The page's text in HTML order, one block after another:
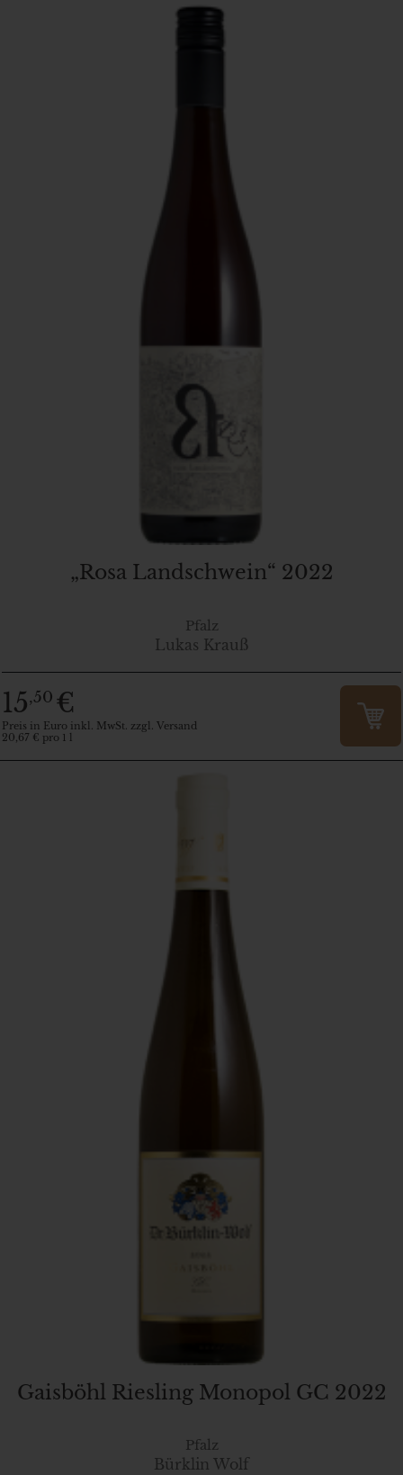
„Rosa Landschwein“ 2022
Pfalz
Lukas Krauß
15,50 €
Preis in Euro inkl. MwSt. zzgl. Versand
20,67 € pro 1 l
Gaisböhl Riesling Monopol GC 2022
Pfalz
Bürklin Wolf